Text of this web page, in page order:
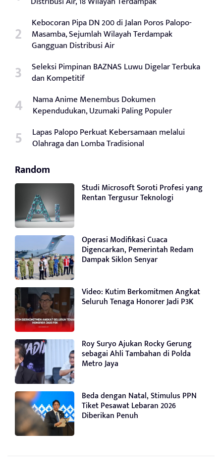
Kebocoran Pipa DN 200 di Jalan Poros Palopo-
Masamba, Sejumlah Wilayah Terdampak
Gangguan Distribusi Air
Seleksi Pimpinan BAZNAS Luwu Digelar Terbuka
dan Kompetitif
Nama Anime Menembus Dokumen
Kependudukan, Uzumaki Paling Populer
Lapas Palopo Perkuat Kebersamaan melalui
Olahraga dan Lomba Tradisional
Random
Studi Microsoft Soroti Profesi yang
Rentan Tergusur Teknologi
Operasi Modifikasi Cuaca
Digencarkan, Pemerintah Redam
Dampak Siklon Senyar
Video: Kutim Berkomitmen Angkat
Seluruh Tenaga Honorer Jadi P3K
Roy Suryo Ajukan Rocky Gerung
sebagai Ahli Tambahan di Polda
Metro Jaya
Beda dengan Natal, Stimulus PPN
Tiket Pesawat Lebaran 2026
Diberikan Penuh